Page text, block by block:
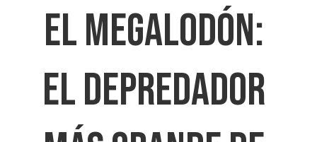
EL MEGALODÓN:
EL DEPREDADOR